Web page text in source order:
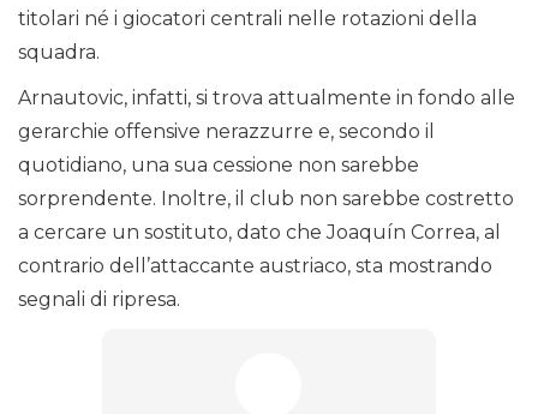
titolari né i giocatori centrali nelle rotazioni della
squadra.
Arnautovic, infatti, si trova attualmente in fondo alle
gerarchie offensive nerazzurre e, secondo il
quotidiano, una sua cessione non sarebbe
sorprendente. Inoltre, il club non sarebbe costretto
a cercare un sostituto, dato che Joaquín Correa, al
contrario dell’attaccante austriaco, sta mostrando
segnali di ripresa.